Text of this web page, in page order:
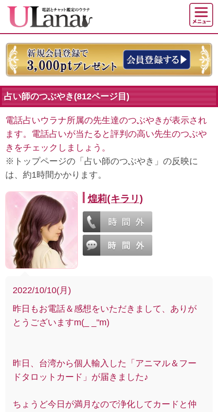
占い師のつぶやき(812ページ目)
電話占いウラナ所属の先生達のつぶやきが表示され
ます。電話占いが当たると評判の高い先生のつぶや
きをチェックしましょう。
※トップページの「占い師のつぶやき」の反映に
は、約1時間かかります。
煌莉(キラリ)
2022/10/10(月)
昨日もお電話＆感想をいただきまして、ありが
とうございますm(_ _"m)
昨日、台湾から個人輸入した「アニマル＆フー
ドタロットカード」が届きました♪
ちょうど今日が満月なので浄化してカードと仲